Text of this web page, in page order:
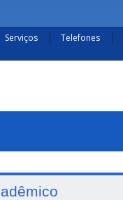
Serviços Telefones